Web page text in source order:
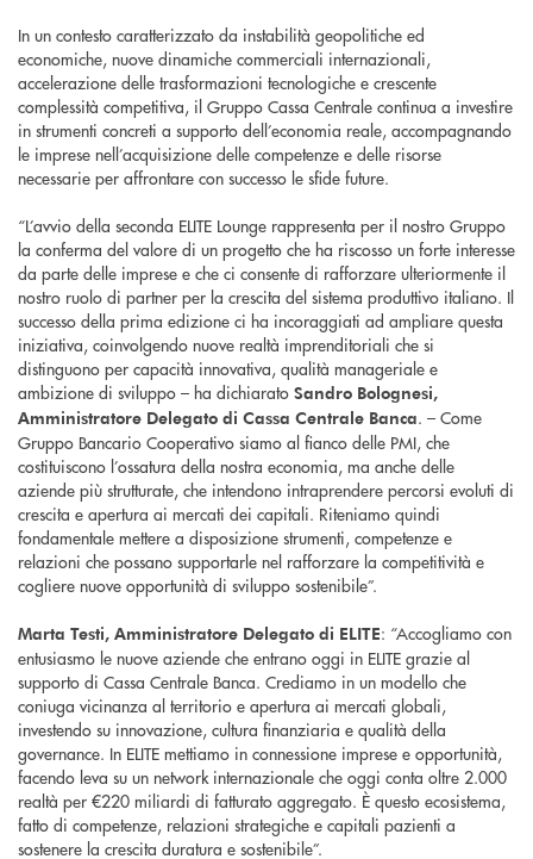
In un contesto caratterizzato da instabilità geopolitiche ed
economiche, nuove dinamiche commerciali internazionali,
accelerazione delle trasformazioni tecnologiche e crescente
complessità competitiva, il Gruppo Cassa Centrale continua a investire
in strumenti concreti a supporto dell’economia reale, accompagnando
le imprese nell’acquisizione delle competenze e delle risorse
necessarie per affrontare con successo le sfide future.
“L’avvio della seconda ELITE Lounge rappresenta per il nostro Gruppo
la conferma del valore di un progetto che ha riscosso un forte interesse
da parte delle imprese e che ci consente di rafforzare ulteriormente il
nostro ruolo di partner per la crescita del sistema produttivo italiano. Il
successo della prima edizione ci ha incoraggiati ad ampliare questa
iniziativa, coinvolgendo nuove realtà imprenditoriali che si
distinguono per capacità innovativa, qualità manageriale e
ambizione di sviluppo – ha dichiarato Sandro Bolognesi,
Amministratore Delegato di Cassa Centrale Banca. – Come
Gruppo Bancario Cooperativo siamo al fianco delle PMI, che
costituiscono l’ossatura della nostra economia, ma anche delle
aziende più strutturate, che intendono intraprendere percorsi evoluti di
crescita e apertura ai mercati dei capitali. Riteniamo quindi
fondamentale mettere a disposizione strumenti, competenze e
relazioni che possano supportarle nel rafforzare la competitività e
cogliere nuove opportunità di sviluppo sostenibile”.
Marta Testi, Amministratore Delegato di ELITE: “Accogliamo con
entusiasmo le nuove aziende che entrano oggi in ELITE grazie al
supporto di Cassa Centrale Banca. Crediamo in un modello che
coniuga vicinanza al territorio e apertura ai mercati globali,
investendo su innovazione, cultura finanziaria e qualità della
governance. In ELITE mettiamo in connessione imprese e opportunità,
facendo leva su un network internazionale che oggi conta oltre 2.000
realtà per €220 miliardi di fatturato aggregato. È questo ecosistema,
fatto di competenze, relazioni strategiche e capitali pazienti a
sostenere la crescita duratura e sostenibile”.